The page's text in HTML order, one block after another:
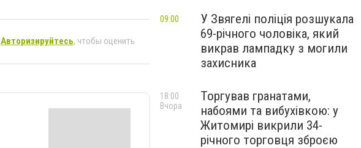
Авторизируйтесь, чтобы оценить
У Звягелі поліція розшукала
69-річного чоловіка, який
викрав лампадку з могили
захисника
09:00
Торгував гранатами,
набоями та вибухівкою: у
Житомирі викрили 34-
річного торговця зброєю
18:00
Вчора